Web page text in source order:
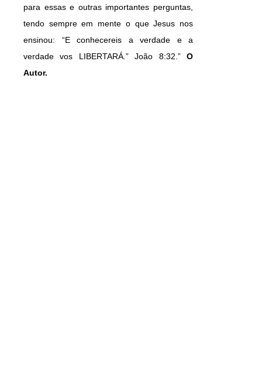
para essas e outras importantes perguntas,
tendo sempre em mente o que Jesus nos
ensinou: “E conhecereis a verdade e a
verdade vos LIBERTARÁ.” João 8:32.” O
Autor.